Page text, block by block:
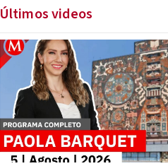
Últimos videos